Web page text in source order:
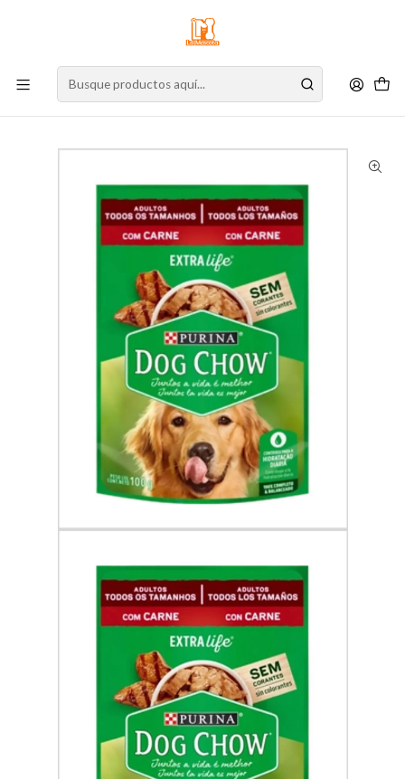
Nuestro stock online es independiente de la tienda física.
Compre por la web para garantizar sus productos y espere nuestra
Inicio Perro Alimento para Perros Alimento Húmedo
Sachet
Dog Chow Sachet Carne